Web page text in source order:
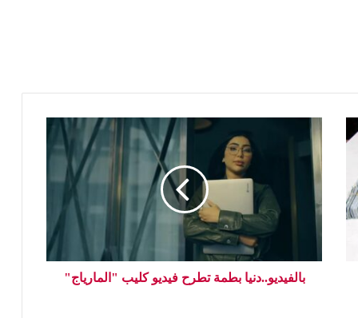
بالفيديو..دنيا بطمة تطرح فيديو كليب "المارياج"